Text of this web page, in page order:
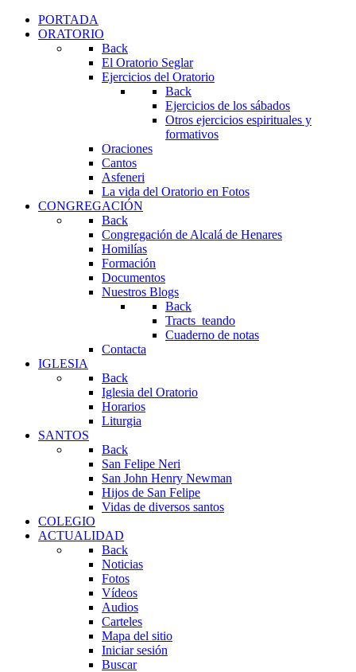
PORTADA
ORATORIO
Back
El Oratorio Seglar
Ejercicios del Oratorio
Back
Ejercicios de los sábados
Otros ejercicios espirituales y
formativos
Oraciones
Cantos
Asfeneri
La vida del Oratorio en Fotos
CONGREGACIÓN
Back
Congregación de Alcalá de Henares
Homilías
Formación
Documentos
Nuestros Blogs
Back
Tracts_teando
Cuaderno de notas
Contacta
IGLESIA
Back
Iglesia del Oratorio
Horarios
Liturgia
SANTOS
Back
San Felipe Neri
San John Henry Newman
Hijos de San Felipe
Vidas de diversos santos
COLEGIO
ACTUALIDAD
Back
Noticias
Fotos
Vídeos
Audios
Carteles
Mapa del sitio
Iniciar sesión
Buscar